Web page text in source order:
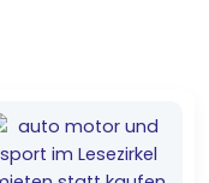
Preis
war:
4,90 €
Preis
ist:
1,70 €.